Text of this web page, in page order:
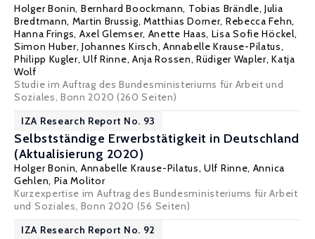
Holger Bonin, Bernhard Boockmann, Tobias Brändle,Julia
Bredtmann, Martin Brussig, Matthias Dorner, Rebecca Fehn,
Hanna Frings, Axel Glemser, Anette Haas, Lisa Sofie Höckel,
Simon Huber, Johannes Kirsch, Annabelle Krause-Pilatus,
Philipp Kugler,Ulf Rinne, Anja Rossen,Rüdiger Wapler, Katja
Wolf
Studie im Auftrag des Bundesministeriums für Arbeit und
Soziales, Bonn 2020 (260 Seiten)
IZA Research Report No. 93
Selbstständige Erwerbstätigkeit in Deutschland
(Aktualisierung 2020)
Holger Bonin, Annabelle Krause-Pilatus,Ulf Rinne, Annica
Gehlen, Pia Molitor
Kurzexpertise im Auftrag des Bundesministeriums für Arbeit
und Soziales, Bonn 2020 (56 Seiten)
IZA Research Report No. 92